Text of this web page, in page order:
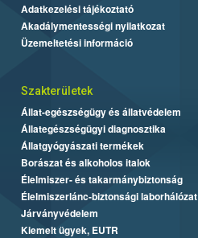
Adatkezelési tájékoztató
Akadálymentességi nyilatkozat
Üzemeltetési információ
Szakterületek
Állat-egészségügy és állatvédelem
Állategészségügyi diagnosztika
Állatgyógyászati termékek
Borászat és alkoholos italok
Élelmiszer- és takarmánybiztonság
Élelmiszerlánc-biztonsági laborhálózat
Járványvédelem
Kiemelt ügyek, EUTR